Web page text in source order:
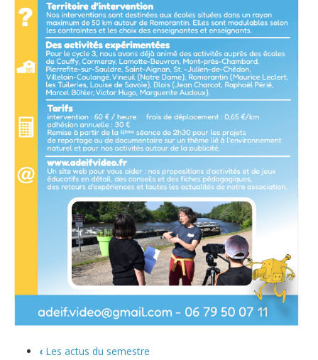
‹ Les actus du semestre